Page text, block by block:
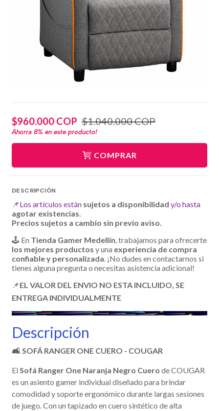
$960.000 COP $1.040.000 COP
Ahorra 8% en este producto!
COMPRAR
DESCRIPCIÓN
📌Los artículos están sujetos a disponibilidad y/o hasta
agotar existencias.
Precios sujetos a cambio sin previo aviso.
🕹️ En Tienda Gamer Medellín, trabajamos para ofrecerte
los mejores productos y una experiencia de compra
confiable y personalizada. ¡No dudes en contactarnos si
tienes alguna pregunta o necesitas asistencia adicional!
📌EL VALOR DEL ENVIO NO ESTA INCLUIDO, SE
ENTREGA INDIVIDUALMENTE
Descripción
🛋️ SOFÁ RANGER ONE CUERO - COUGAR
El Sofá Ranger One Naranja Negro Cuero de COUGAR
es un asiento gamer individual diseñado para brindar
comodidad y soporte ergonómico durante largas sesiones
de juego. Con un tapizado en cuero sintético de alta